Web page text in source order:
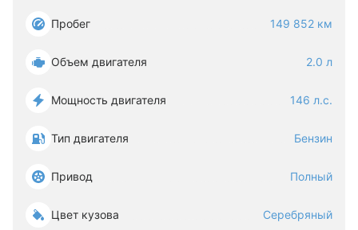
Пробег 149 852 км
Объем двигателя 2.0 л
Мощность двигателя 146 л.с.
Тип двигателя Бензин
Привод Полный
Цвет кузова Серебряный